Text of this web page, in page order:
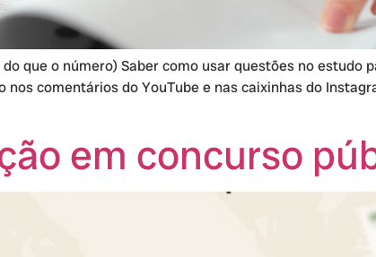
que o número) Saber como usar questões no estudo
comentários do YouTube e nas caixinhas do
em concurso